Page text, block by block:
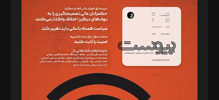
سردبیر: مهرک محمودی
دبیر تحریریه: میثم قاسمی
د‌بیر ناداستان: سمانه سمیع
د‌بیر خدمت و تجارت: ابوالفضل رجبی
د‌بیر حقوق فناوری: حسام‌الدین ایپکچی
د‌بیر پیوست جهان: مینا پاکدل
د‌بیر تحریریه آنلاین: بابک نقاش